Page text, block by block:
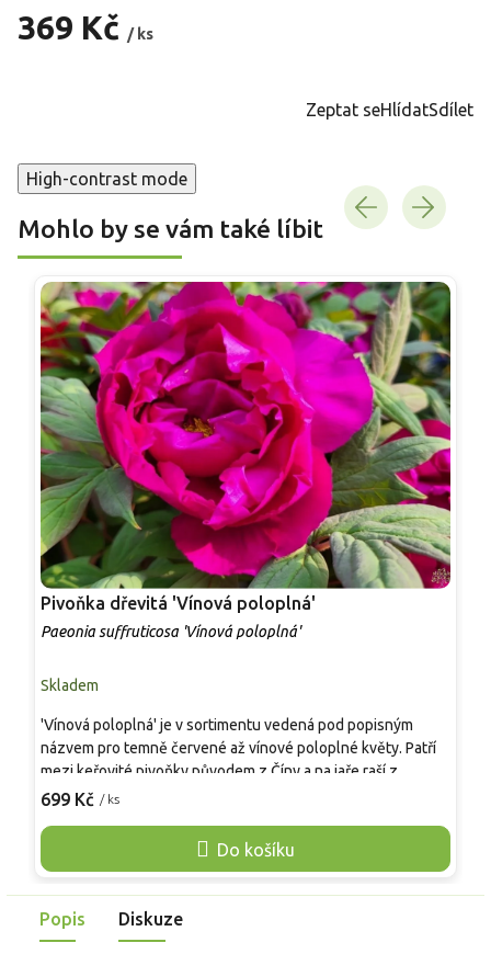
369 Kč / ks
Zeptat seHlídatSdílet
High-contrast mode
Mohlo by se vám také líbit
Pivoňka dřevitá 'Vínová poloplná'
Paeonia suffruticosa 'Vínová poloplná'
Skladem
699 Kč / ks
Do košíku
'Vínová poloplná' je v sortimentu vedená pod popisným
názvem pro temně červené až vínové poloplné květy. Patří
mezi keřovité pivoňky původem z Číny a na jaře raší z
vyzrálých, přezimujících výhonů. Tvoří opadavý keř s
podzim žloutnou. V květnu až červnu se na koncích větví
otevírají poloplné květy kolem 10 cm, se žlutými tyčinkami
záhonu, k řezu se používá v rané fázi. Šťávy mohou dráždit
pokožku.
Popis Diskuze